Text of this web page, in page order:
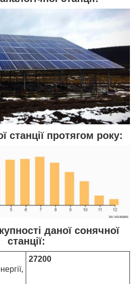
станції протягом року:
даної сонячної
станції:
27200